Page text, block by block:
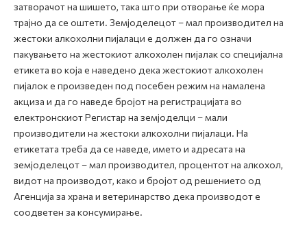
затворачот на шишето, така што при отворање ќе мора
трајно да се оштети. Земјоделецот – мал производител на
жестоки алкохолни пијалаци е должен да го означи
пакувањето на жестокиот алкохолен пијалак со специјална
етикета во која е наведено дека жестокиот алкохолен
пијалок е произведен под посебен режим на намалена
акциза и да го наведе бројот на регистрацијата во
електронскиот Регистар на земјоделци – мали
производители на жестоки алкохолни пијалаци. На
етикетата треба да се наведе, името и адресата на
земјоделецот – мал производител, процентот на алкохол,
видот на производот, како и бројот од решението од
Агенција за храна и ветеринарство дека производот е
соодветен за консумирање.